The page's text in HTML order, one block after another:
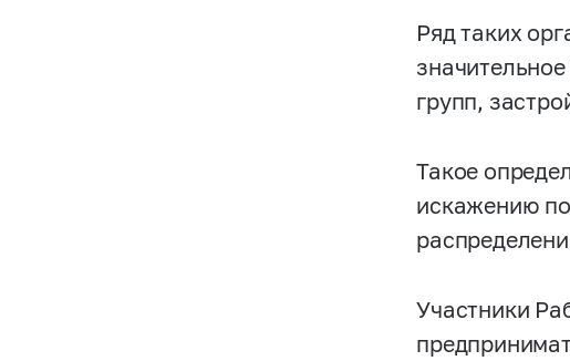
Ряд таких
групп,
Такое
искажению
Участники